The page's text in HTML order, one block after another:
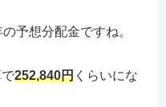
予想分配金ですね。
252,840円 くらいにな